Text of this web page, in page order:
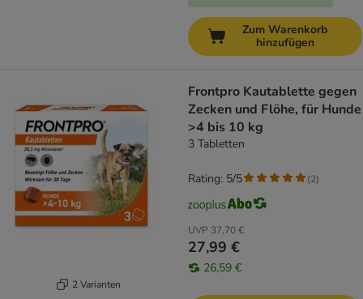
Zum Warenkorb
hinzufügen
2 Varianten
Frontpro Kautablette gegen
Zecken und Flöhe, für Hunde
>4 bis 10 kg
3 Tabletten
UVP 37,70 €
27,99 €
26,59 €
Rating: 5/5 (2)